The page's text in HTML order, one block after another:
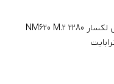
اس اس دی اینترنال لکسار NM620 M.2 2280